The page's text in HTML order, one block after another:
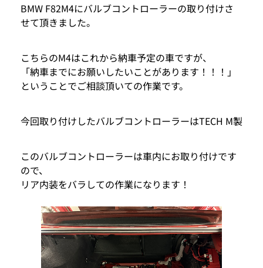
BMW F82M4にバルブコントローラーの取り付けさ
せて頂きました。
こちらのM4はこれから納車予定の車ですが、
「納車までにお願いしたいことがあります！！！」
ということでご相談頂いての作業です。
今回取り付けしたバルブコントローラーはTECH M製
このバルブコントローラーは車内にお取り付けです
ので、
リア内装をバラしての作業になります！